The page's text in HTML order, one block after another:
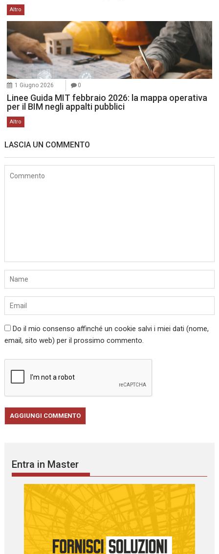
Altro
1 Giugno 2026 0
Linee Guida MIT febbraio 2026: la mappa operativa
per il BIM negli appalti pubblici
Altro
LASCIA UN COMMENTO
Do il mio consenso affinché un cookie salvi i miei dati (nome,
email, sito web) per il prossimo commento.
Entra in Master